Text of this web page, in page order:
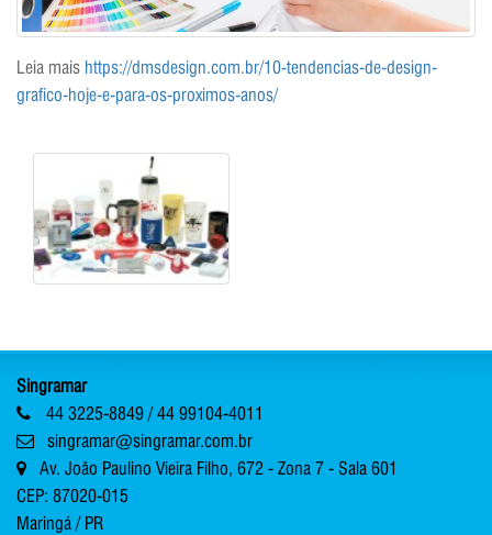
Leia mais https://dmsdesign.com.br/10-tendencias-de-design-
grafico-hoje-e-para-os-proximos-anos/
Singramar
44 3225-8849 / 44 99104-4011
singramar@singramar.com.br
Av. João Paulino Vieira Filho, 672 - Zona 7 - Sala 601
CEP: 87020-015
Maringá / PR